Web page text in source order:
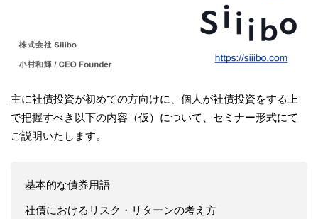
主に社債投資が初めての方向けに、個人が社債投資をする上
で把握すべき以下の内容（仮）について、セミナー形式にて
ご説明いたします。
基本的な債券用語
社債におけるリスク・リターンの考え方